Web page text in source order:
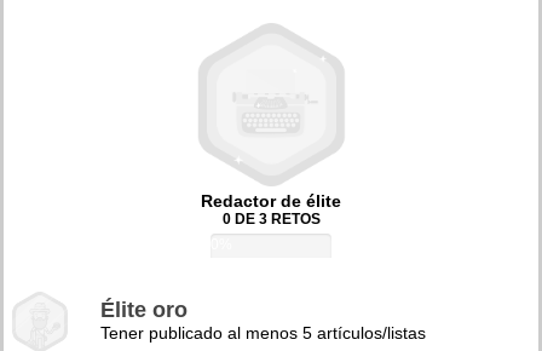
Redactor de élite
0 DE 3 RETOS
Élite oro
Tener publicado al menos 5 artículos/listas